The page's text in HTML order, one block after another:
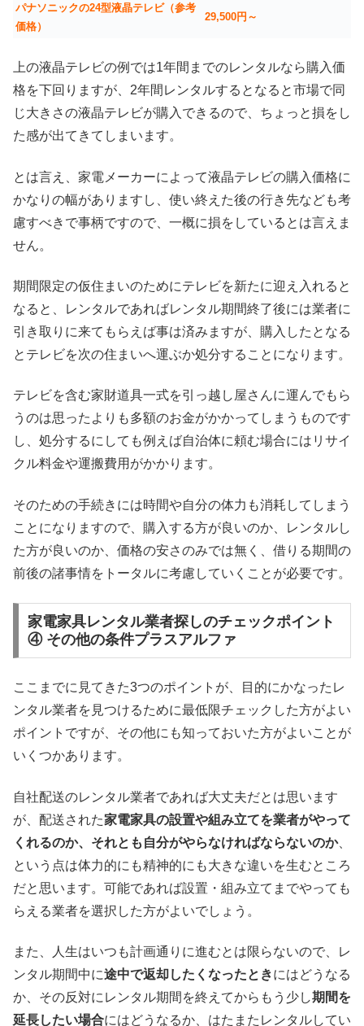
パナソニックの24型液晶テレビ（参考
価格）
29,500円～
上の液晶テレビの例では1年間までのレンタルなら購入価
格を下回りますが、2年間レンタルするとなると市場で同
じ大きさの液晶テレビが購入できるので、ちょっと損をし
た感が出てきてしまいます。
とは言え、家電メーカーによって液晶テレビの購入価格に
かなりの幅がありますし、使い終えた後の行き先なども考
慮すべきで事柄ですので、一概に損をしているとは言えま
せん。
期間限定の仮住まいのためにテレビを新たに迎え入れると
なると、レンタルであればレンタル期間終了後には業者に
引き取りに来てもらえば事は済みますが、購入したとなる
とテレビを次の住まいへ運ぶか処分することになります。
テレビを含む家財道具一式を引っ越し屋さんに運んでもら
うのは思ったよりも多額のお金がかかってしまうものです
し、処分するにしても例えば自治体に頼む場合にはリサイ
クル料金や運搬費用がかかります。
そのための手続きには時間や自分の体力も消耗してしまう
ことになりますので、購入する方が良いのか、レンタルし
た方が良いのか、価格の安さのみでは無く、借りる期間の
前後の諸事情をトータルに考慮していくことが必要です。
家電家具レンタル業者探しのチェックポイント
④ その他の条件プラスアルファ
ここまでに見てきた3つのポイントが、目的にかなったレ
ンタル業者を見つけるために最低限チェックした方がよい
ポイントですが、その他にも知っておいた方がよいことが
いくつかあります。
自社配送のレンタル業者であれば大丈夫だとは思います
が、配送された家電家具の設置や組み立てを業者がやって
くれるのか、それとも自分がやらなければならないのか、
という点は体力的にも精神的にも大きな違いを生むところ
だと思います。可能であれば設置・組み立てまでやっても
らえる業者を選択した方がよいでしょう。
また、人生はいつも計画通りに進むとは限らないので、レ
ンタル期間中に途中で返却したくなったときにはどうなる
か、その反対にレンタル期間を終えてからもう少し期間を
延長したい場合にはどうなるか、はたまたレンタルしてい